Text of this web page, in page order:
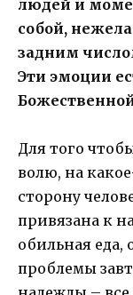
людей и
собой,
задним
Эти эмоции
Для того
волю, на
сторону
привязана к
обильная еда,
проблемы